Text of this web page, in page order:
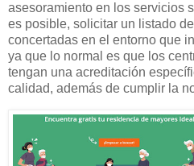
asesoramiento en los servicios
es posible, solicitar un listado
concertadas en el entorno que
ya que lo normal es que los
tengan una acreditación
calidad, además de cumplir la